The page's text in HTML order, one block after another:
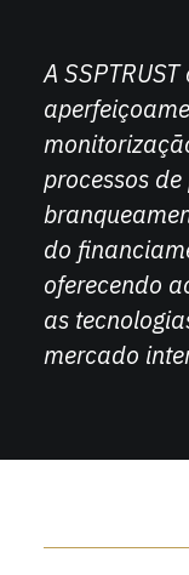
A
processos
do
oferecendo
as
mercado